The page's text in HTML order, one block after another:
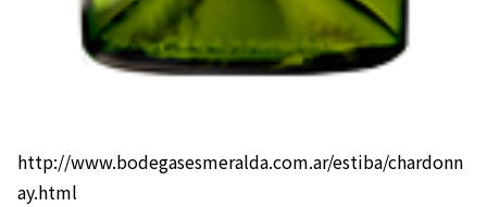
http://www.bodegasesmeralda.com.ar/estiba/chardonn
ay.html